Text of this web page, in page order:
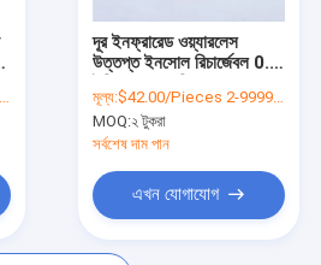
দূর ইনফ্রারেড ওয়্যারলেস
উত্তপ্ত ইনসোল রিচার্জেবল 0.6
মূল্য:$42.00/Pieces 2-9999 Pieces
MOQ:২ টুকরা
সর্বশেষ দাম পান
এখন যোগাযোগ